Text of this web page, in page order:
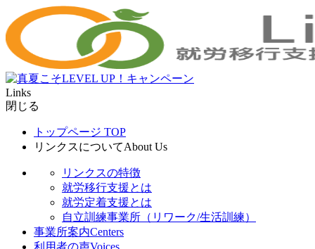
Links
閉じる
トップページ TOP
リンクスについてAbout Us
リンクスの特徴
就労移行支援とは
就労定着支援とは
自立訓練事業所（リワーク/生活訓練）
事業所案内Centers
利用者の声Voices